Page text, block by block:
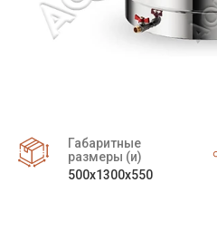
Габаритные
размеры (и)
500х1300х550